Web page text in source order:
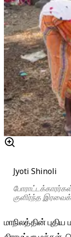
Jyoti Shinoli
குளிர்ந்த
மாநிலத்தின்